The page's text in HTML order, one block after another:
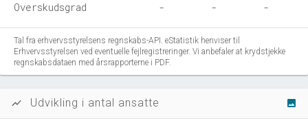
Overskudsgrad - - -
Tal fra erhvervsstyrelsens regnskabs-API. eStatistik henviser til
Erhvervsstyrelsen ved eventuelle fejlregistreringer. Vi anbefaler at krydstjekke
regnskabsdataen med årsrapporterne i PDF.
show_chart Udvikling i antal ansatte image